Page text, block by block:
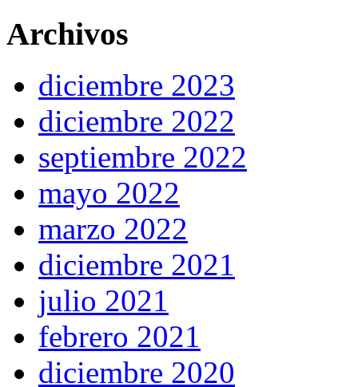
Archivos
diciembre 2023
diciembre 2022
septiembre 2022
mayo 2022
marzo 2022
diciembre 2021
julio 2021
febrero 2021
diciembre 2020